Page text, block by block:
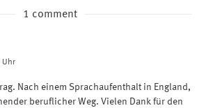
1 comment
Uhr
Nach einem Sprachaufenthalt in England,
beruflicher Weg. Vielen Dank für den